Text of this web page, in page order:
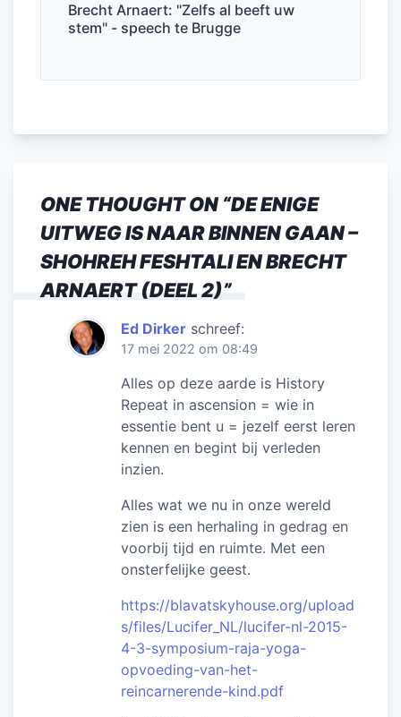
Brecht Arnaert: "Zelfs al beeft uw
stem" - speech te Brugge
ONE THOUGHT ON “DE ENIGE
UITWEG IS NAAR BINNEN GAAN –
SHOHREH FESHTALI EN BRECHT
ARNAERT (DEEL 2)”
Ed Dirker schreef:
17 mei 2022 om 08:49
Alles op deze aarde is History
Repeat in ascension = wie in
essentie bent u = jezelf eerst leren
kennen en begint bij verleden
inzien.
Alles wat we nu in onze wereld
zien is een herhaling in gedrag en
voorbij tijd en ruimte. Met een
onsterfelijke geest.
https://blavatskyhouse.org/upload
s/files/Lucifer_NL/lucifer-nl-2015-
4-3-symposium-raja-yoga-
opvoeding-van-het-
reincarnerende-kind.pdf